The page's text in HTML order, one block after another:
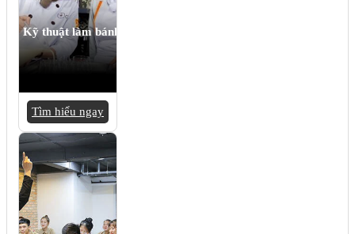
Kỹ thuật làm bánh
Tìm hiểu ngay